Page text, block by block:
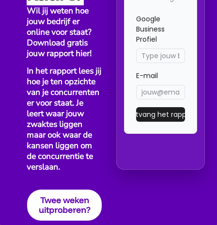
beter na een zichtbaar resultaat: een livegang,
oplevering, evaluatie of afgerond projectonderdeel.
Niet midden in een traject waarin nog wijzigingen
lopen.
Twijfel je tussen twee momenten? Test ze allebei.
Vaak zie je snel of direct na oplevering beter werkt
dan bijvoorbeeld twee dagen later.
Welke oplossing past bij
welk type bedrijf?
Niet ieder bedrijf heeft hetzelfde nodig. De juiste
keuze hangt vooral af van volume, type
klantcontact en de systemen die je al gebruikt.
Voor kleine bedrijven met
weinig klantmomenten
Wil jij weten hoe
jouw bedrijf er
online voor staat?
Download gratis
jouw rapport hier!
In het rapport lees jij
hoe je ten opzichte
van je concurrenten
er voor staat. Je
leert waar jouw
zwaktes liggen
maar ook waar de
kansen liggen om
de concurrentie te
verslaan.
Twee weken
uitproberen?